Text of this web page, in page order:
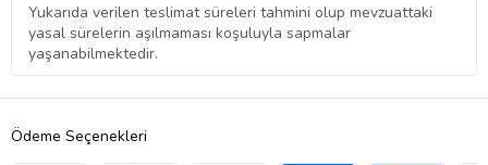
Yukarıda verilen teslimat süreleri tahmini olup mevzuattaki
yasal sürelerin aşılmaması koşuluyla sapmalar
yaşanabilmektedir.
Ödeme Seçenekleri